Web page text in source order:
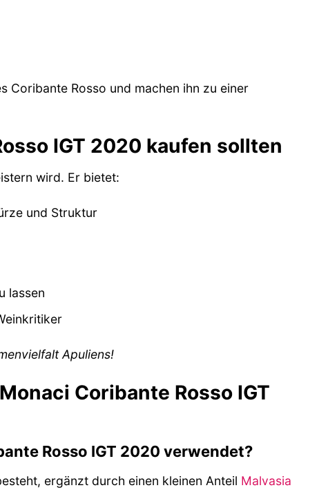
Coribante Rosso und machen ihn zu einer
IGT 2020 kaufen sollten
wird. Er bietet:
und Struktur
lassen
Apuliens!
Coribante Rosso IGT
Rosso IGT 2020 verwendet?
ergänzt durch einen kleinen Anteil Malvasia